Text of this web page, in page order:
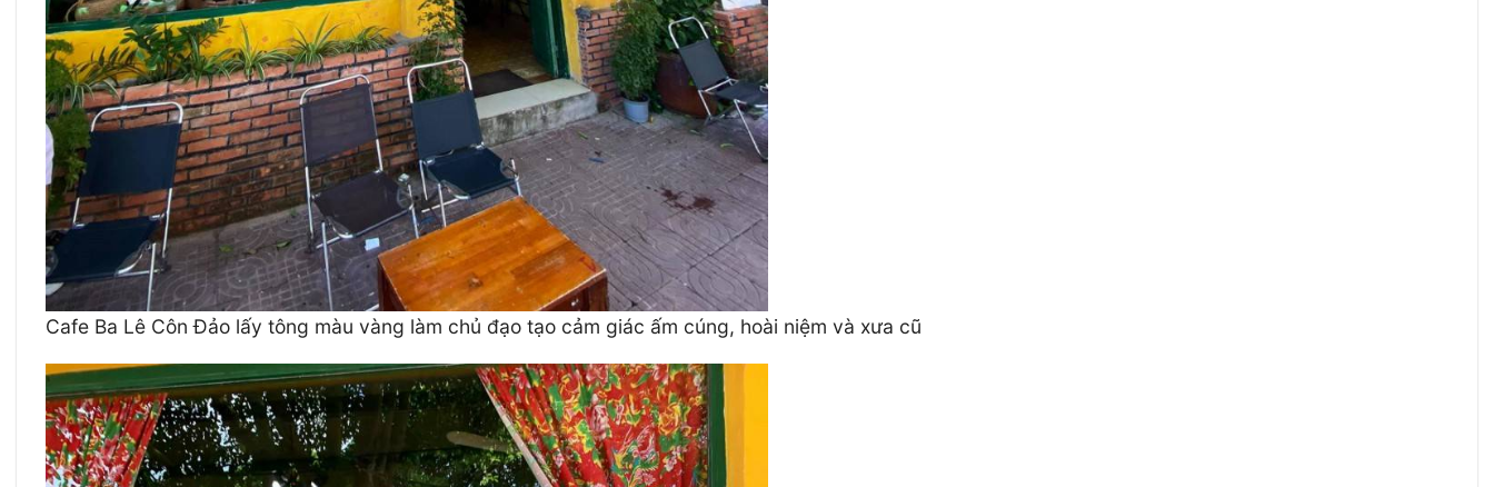
Cafe Ba Lê Côn Đảo lấy tông màu vàng làm chủ đạo tạo cảm giác ấm cúng, hoài niệm và xưa cũ